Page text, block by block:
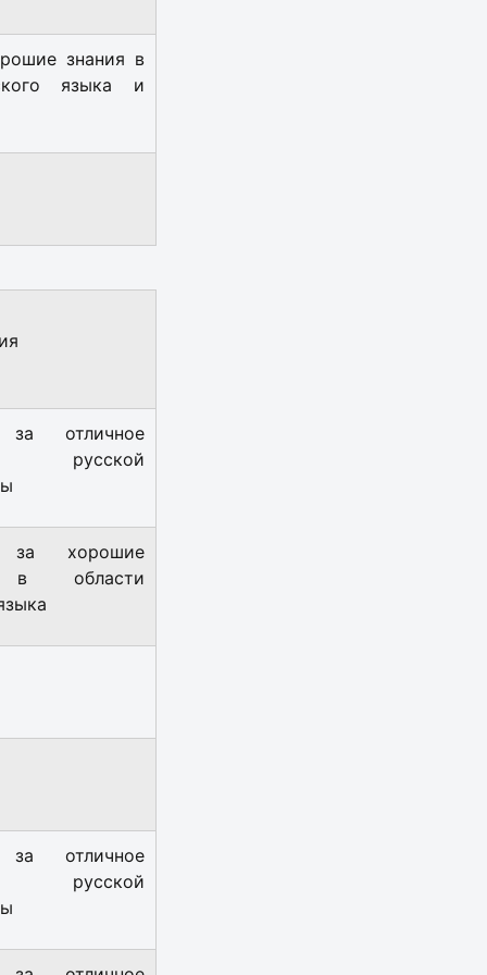
знания в
языка и
за отличное
русской
за хорошие
в области
за отличное
русской